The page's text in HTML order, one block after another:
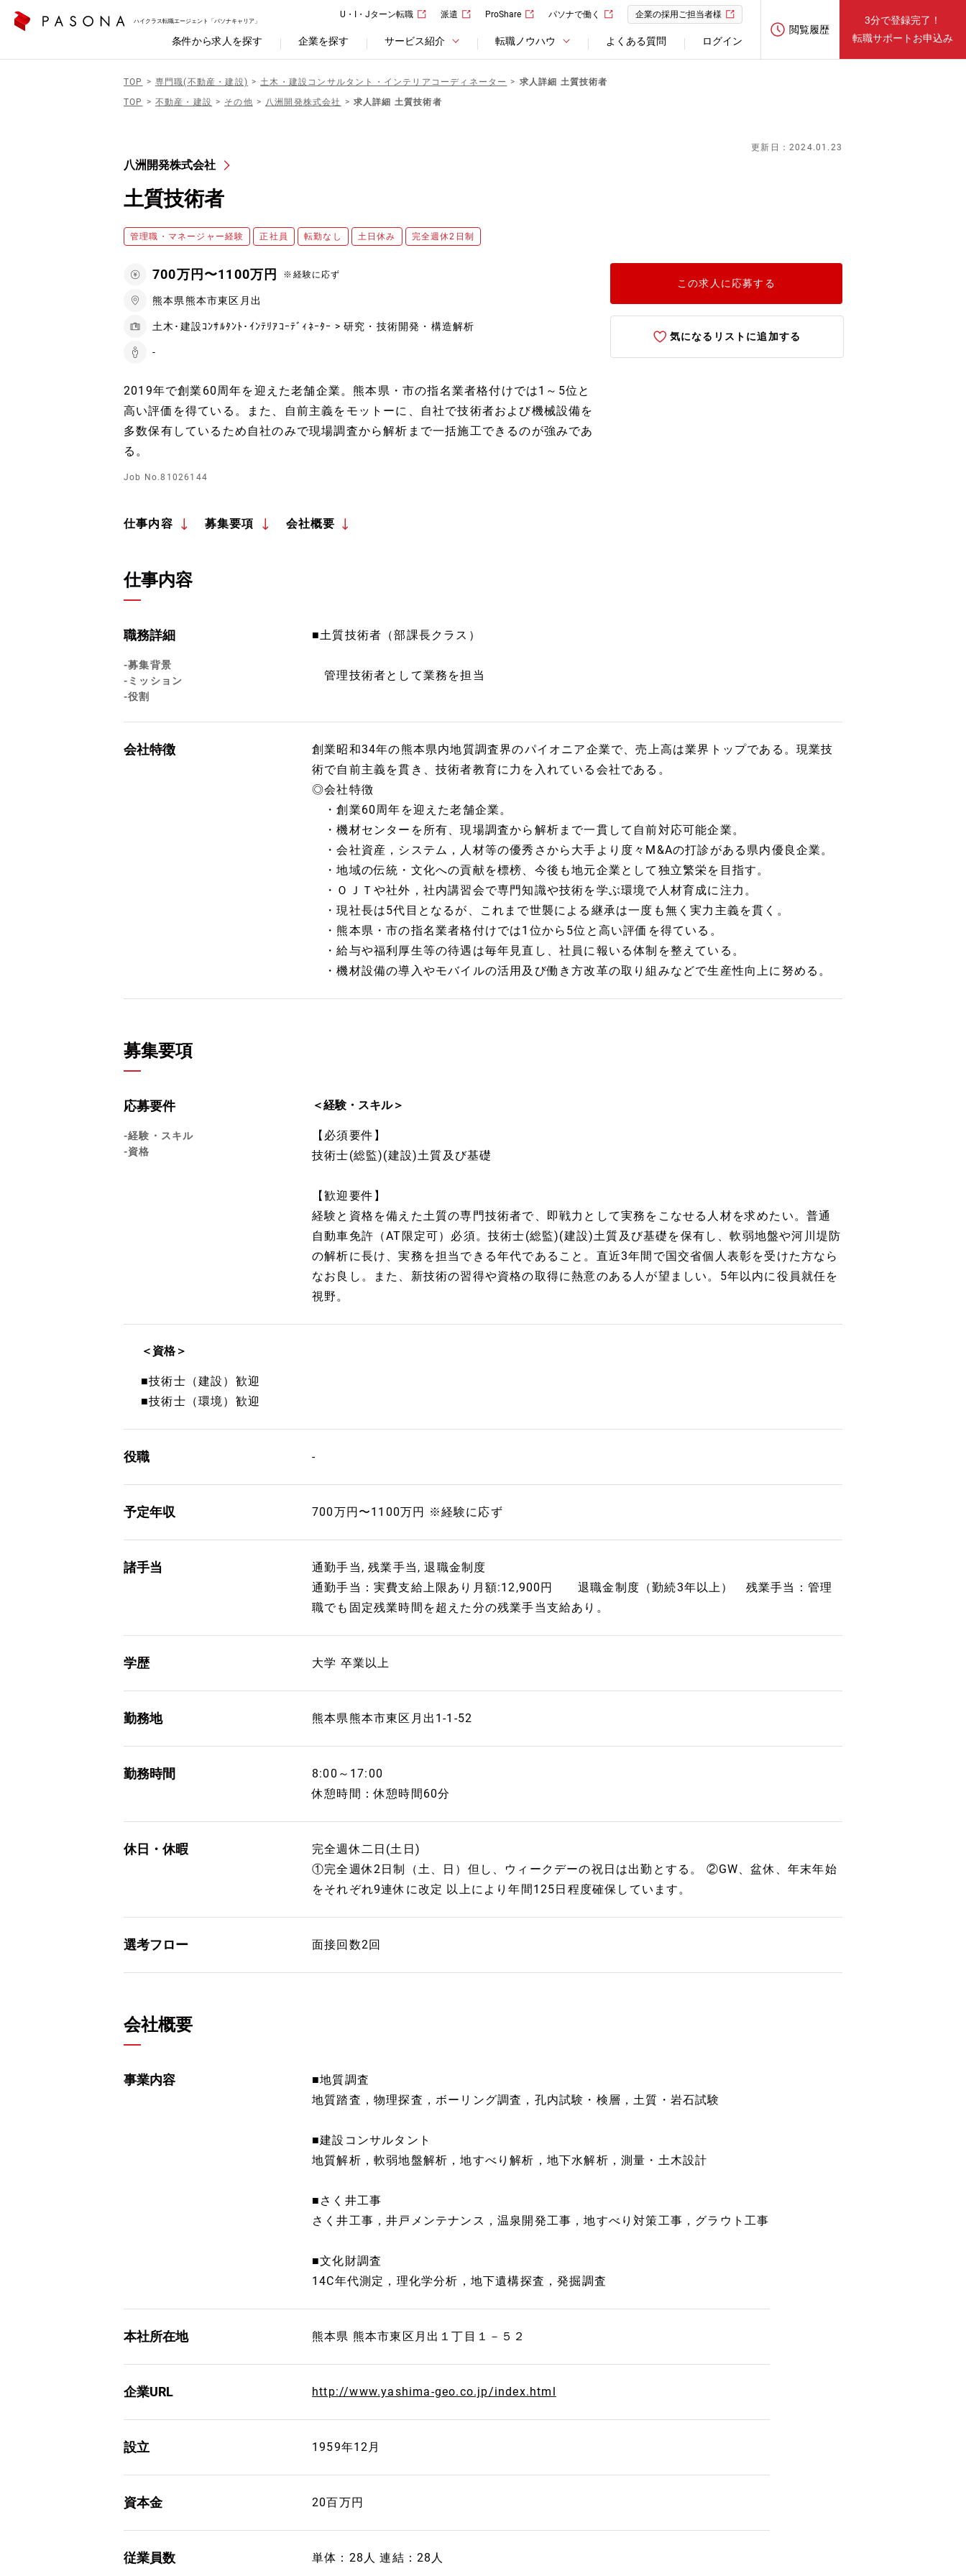
ハイクラス転職エージェント「パソナキャリア」
U・I・Jターン転職 派遣 ProShare パソナで働く 企業の採用ご担当者様
条件から求人を探す 企業を探す サービス紹介 転職ノウハウ よくある質問 ログイン
閲覧履歴
3分で登録完了！
転職サポートお申込み
TOP 専門職(不動産・建設) 土木・建設コンサルタント・インテリアコーディネーター
求人詳細 土質技術者
TOP
不動産・建設 その他 八洲開発株式会社 求人詳細 土質技術者
更新日：2024.01.23
八洲開発株式会社
土質技術者
管理職・マネージャー経験 正社員 転勤なし 土日休み 完全週休2日制
700万円〜1100万円 ※経験に応ず
熊本県熊本市東区月出
土木･建設ｺﾝｻﾙﾀﾝﾄ･ｲﾝﾃﾘｱｺｰﾃﾞｨﾈｰﾀｰ > 研究・技術開発・構造解析
-
2019年で創業60周年を迎えた老舗企業。熊本県・市の指名業者格付けでは1～5位と
高い評価を得ている。また、自前主義をモットーに、自社で技術者および機械設備を
多数保有しているため自社のみで現場調査から解析まで一括施工できるのが強みであ
る。
Job No.81026144
この求人に応募する
気になるリストに追加する
仕事内容 募集要項 会社概要
仕事内容
職務詳細
-募集背景
-ミッション
-役割
■土質技術者（部課長クラス）
管理技術者として業務を担当
会社特徴
創業昭和34年の熊本県内地質調査界のパイオニア企業で、売上高は業界トップである。現業技
術で自前主義を貫き、技術者教育に力を入れている会社である。
◎会社特徴
・創業60周年を迎えた老舗企業。
・機材センターを所有、現場調査から解析まで一貫して自前対応可能企業。
・会社資産，システム，人材等の優秀さから大手より度々M&Aの打診がある県内優良企業。
・地域の伝統・文化への貢献を標榜、今後も地元企業として独立繁栄を目指す。
・ＯＪＴや社外，社内講習会で専門知識や技術を学ぶ環境で人材育成に注力。
・現社長は5代目となるが、これまで世襲による継承は一度も無く実力主義を貫く。
・熊本県・市の指名業者格付けでは1位から5位と高い評価を得ている。
・給与や福利厚生等の待遇は毎年見直し、社員に報いる体制を整えている。
・機材設備の導入やモバイルの活用及び働き方改革の取り組みなどで生産性向上に努める。
募集要項
応募要件
-経験・スキル
-資格
＜経験・スキル＞
【必須要件】
技術士(総監)(建設)土質及び基礎
【歓迎要件】
経験と資格を備えた土質の専門技術者で、即戦力として実務をこなせる人材を求めたい。普通
自動車免許（AT限定可）必須。技術士(総監)(建設)土質及び基礎を保有し、軟弱地盤や河川堤防
の解析に長け、実務を担当できる年代であること。直近3年間で国交省個人表彰を受けた方なら
なお良し。また、新技術の習得や資格の取得に熱意のある人が望ましい。5年以内に役員就任を
視野。
＜資格＞
■技術士（建設）歓迎
■技術士（環境）歓迎
役職 -
予定年収 700万円〜1100万円 ※経験に応ず
諸手当
通勤手当, 残業手当, 退職金制度
通勤手当：実費支給上限あり月額:12,900円 退職金制度（勤続3年以上） 残業手当：管理
職でも固定残業時間を超えた分の残業手当支給あり。
学歴 大学 卒業以上
勤務地 熊本県熊本市東区月出1-1-52
勤務時間
8:00～17:00
休憩時間：休憩時間60分
休日・休暇
完全週休二日(土日)
①完全週休2日制（土、日）但し、ウィークデーの祝日は出勤とする。 ②GW、盆休、年末年始
をそれぞれ9連休に改定 以上により年間125日程度確保しています。
選考フロー 面接回数2回
会社概要
事業内容
■地質調査
地質踏査，物理探査，ボーリング調査，孔内試験・検層，土質・岩石試験
■建設コンサルタント
地質解析，軟弱地盤解析，地すべり解析，地下水解析，測量・土木設計
■さく井工事
さく井工事，井戸メンテナンス，温泉開発工事，地すべり対策工事，グラウト工事
■文化財調査
14C年代測定，理化学分析，地下遺構探査，発掘調査
本社所在地 熊本県 熊本市東区月出１丁目１－５２
企業URL http://www.yashima-geo.co.jp/index.html
設立 1959年12月
資本金 20百万円
従業員数 単体：28人 連結：28人